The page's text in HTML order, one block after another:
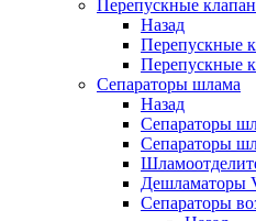
Перепускные
Назад
Перепускные
Перепускные
Сепараторы шлама
Назад
Сепараторы
Сепараторы
Дешламаторы
Сепараторы